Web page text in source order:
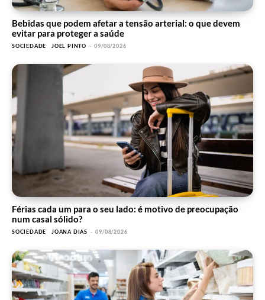
Bebidas que podem afetar a tensão arterial: o que devem
evitar para proteger a saúde
SOCIEDADE JOEL PINTO - 09/08/2026
Férias cada um para o seu lado: é motivo de preocupação
num casal sólido?
SOCIEDADE JOANA DIAS - 09/08/2026